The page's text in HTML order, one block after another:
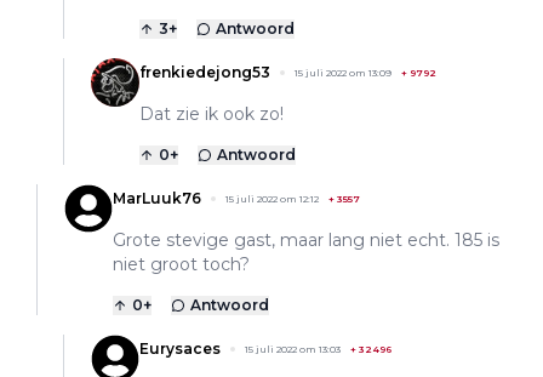
3+ Antwoord
frenkiedejong53 15 juli 2022 om 13:09 + 9792
Dat zie ik ook zo!
0+ Antwoord
MarLuuk76 15 juli 2022 om 12:12 + 3557
Grote stevige gast, maar lang niet echt. 185 is
niet groot toch?
0+ Antwoord
Eurysaces 15 juli 2022 om 13:03 + 32496